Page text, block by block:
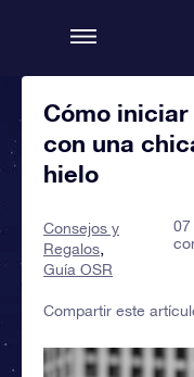
Cómo
con una
hielo
Consejos y
Regalos
Guía OSR
07
Compartir este